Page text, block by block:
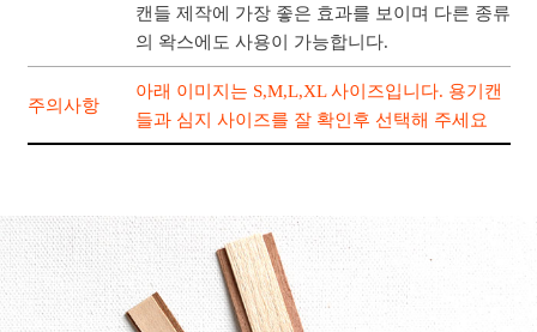
캔들 제작에 가장 좋은 효과를 보이며 다른 종류
의 왁스에도 사용이 가능합니다.
주의사항
아래 이미지는 S,M,L,XL 사이즈입니다. 용기캔
들과 심지 사이즈를 잘 확인후 선택해 주세요